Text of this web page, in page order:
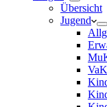
Übersicht
Jugend